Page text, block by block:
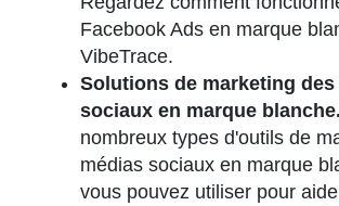
Facebook Ads en marque
VibeTrace.
Solutions de marketing des
sociaux en marque blanche.
nombreux types d'outils de
médias sociaux en marque
vous pouvez utiliser pour